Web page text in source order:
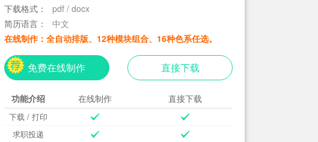
下载格式：
pdf / docx
简历语言：
中文
在线制作：全自动排版、12种模块组合、16种色系任选。
免费在线制作 直接下载
功能介绍 在线制作 直接下载
下载 / 打印
求职投递